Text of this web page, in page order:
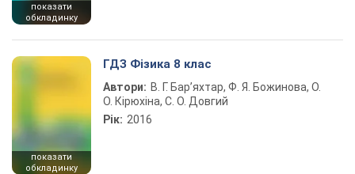
показати
обкладинку
показати
обкладинку
ГДЗ Фізика 8 клас
Автори: В. Г. Бар’яхтар, Ф. Я. Божинова, О.
О. Кірюхіна, С. О. Довгий
Рік: 2016